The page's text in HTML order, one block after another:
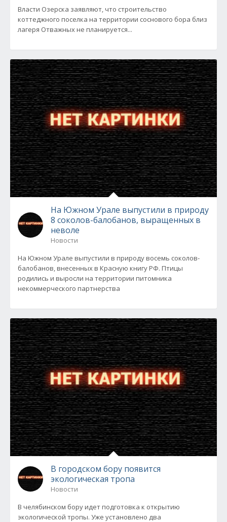
Власти Озерска заявляют, что строительство
коттеджного поселка на территории соснового бора близ
лагеря Отважных не планируется...
На Южном Урале выпустили в природу
8 соколов-балобанов, выращенных в
неволе
Новости
На Южном Урале выпустили в природу восемь соколов-
балобанов, внесенных в Красную книгу РФ. Птицы
родились и выросли на территории питомника
некоммерческого партнерства
В городском бору появится
экологическая тропа
Новости
В челябинском бору идет подготовка к открытию
экологической тропы. Уже установлено два